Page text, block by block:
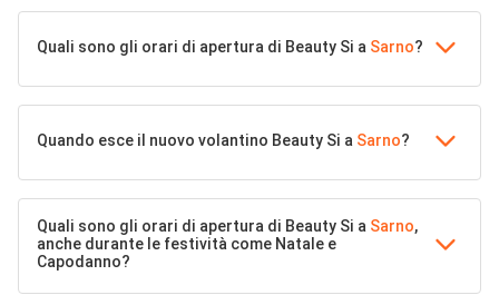
Quali sono gli orari di apertura di Beauty Si a Sarno?
Quando esce il nuovo volantino Beauty Si a Sarno?
Quali sono gli orari di apertura di Beauty Si a Sarno,
anche durante le festività come Natale e
Capodanno?